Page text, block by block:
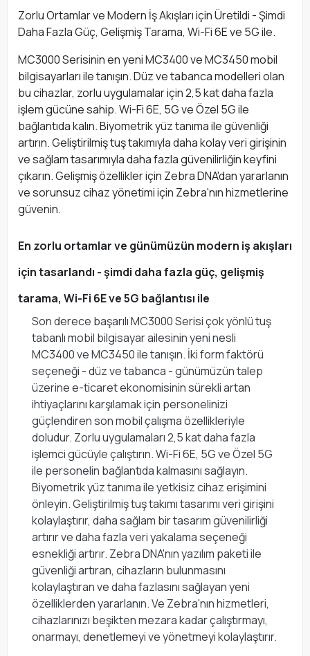
Zorlu Ortamlar ve Modern İş Akışları için Üretildi - Şimdi
Daha Fazla Güç, Gelişmiş Tarama, Wi-Fi 6E ve 5G ile.
MC3000 Serisinin en yeni MC3400 ve MC3450 mobil
bilgisayarları ile tanışın. Düz ve tabanca modelleri olan
bu cihazlar, zorlu uygulamalar için 2,5 kat daha fazla
işlem gücüne sahip. Wi-Fi 6E, 5G ve Özel 5G ile
bağlantıda kalın. Biyometrik yüz tanıma ile güvenliği
artırın. Geliştirilmiş tuş takımıyla daha kolay veri girişinin
ve sağlam tasarımıyla daha fazla güvenilirliğin keyfini
çıkarın. Gelişmiş özellikler için Zebra DNA'dan yararlanın
ve sorunsuz cihaz yönetimi için Zebra'nın hizmetlerine
güvenin.
En zorlu ortamlar ve günümüzün modern iş akışları
için tasarlandı - şimdi daha fazla güç, gelişmiş
tarama, Wi-Fi 6E ve 5G bağlantısı ile
Son derece başarılı MC3000 Serisi çok yönlü tuş
tabanlı mobil bilgisayar ailesinin yeni nesli
MC3400 ve MC3450 ile tanışın. İki form faktörü
seçeneği - düz ve tabanca - günümüzün talep
üzerine e-ticaret ekonomisinin sürekli artan
ihtiyaçlarını karşılamak için personelinizi
güçlendiren son mobil çalışma özellikleriyle
doludur. Zorlu uygulamaları 2,5 kat daha fazla
işlemci gücüyle çalıştırın. Wi-Fi 6E, 5G ve Özel 5G
ile personelin bağlantıda kalmasını sağlayın.
Biyometrik yüz tanıma ile yetkisiz cihaz erişimini
önleyin. Geliştirilmiş tuş takımı tasarımı veri girişini
kolaylaştırır, daha sağlam bir tasarım güvenilirliği
artırır ve daha fazla veri yakalama seçeneği
esnekliği artırır. Zebra DNA'nın yazılım paketi ile
güvenliği artıran, cihazların bulunmasını
kolaylaştıran ve daha fazlasını sağlayan yeni
özelliklerden yararlanın. Ve Zebra'nın hizmetleri,
cihazlarınızı beşikten mezara kadar çalıştırmayı,
onarmayı, denetlemeyi ve yönetmeyi kolaylaştırır.